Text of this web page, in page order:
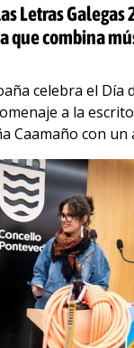
Letras Galegas
que combina
celebra el Día
a la
Caamaño con
literatura y
…